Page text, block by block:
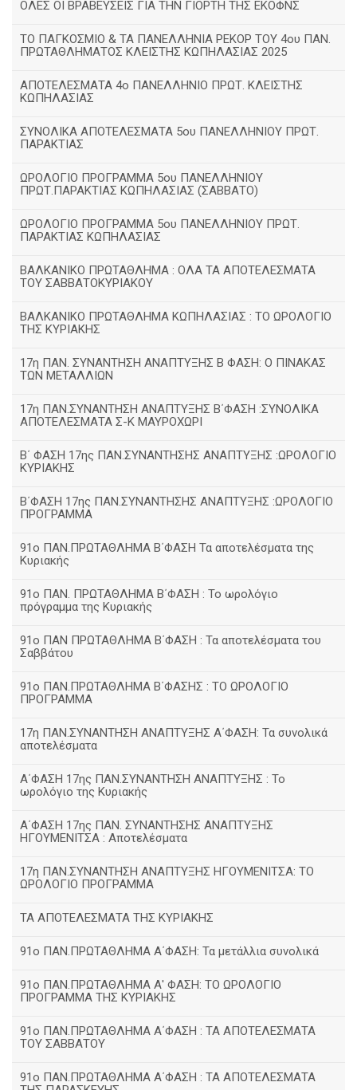
ΟΛΕΣ ΟΙ ΒΡΑΒΕΥΣΕΙΣ ΓΙΑ ΤΗΝ ΓΙΟΡΤΗ ΤΗΣ ΕΚΟΦΝΣ
TΟ ΠΑΓΚΟΣΜΙΟ & ΤΑ ΠΑΝΕΛΛΗΝΙΑ ΡΕΚΟΡ ΤΟΥ 4ου ΠΑΝ.
ΠΡΩΤΑΘΛΗΜΑΤΟΣ ΚΛΕΙΣΤΗΣ ΚΩΠΗΛΑΣΙΑΣ 2025
ΑΠΟΤΕΛΕΣΜΑΤΑ 4ο ΠΑΝΕΛΛΗΝΙΟ ΠΡΩΤ. ΚΛΕΙΣΤΗΣ
ΚΩΠΗΛΑΣΙΑΣ
ΣΥΝΟΛΙΚΑ ΑΠΟΤΕΛΕΣΜΑΤΑ 5ου ΠΑΝΕΛΛΗΝΙΟΥ ΠΡΩΤ.
ΠΑΡΑΚΤΙΑΣ
ΩΡΟΛΟΓΙΟ ΠΡΟΓΡΑΜΜΑ 5ου ΠΑΝΕΛΛΗΝΙΟΥ
ΠΡΩΤ.ΠΑΡΑΚΤΙΑΣ ΚΩΠΗΛΑΣΙΑΣ (ΣΑΒΒΑΤΟ)
ΩΡΟΛΟΓΙΟ ΠΡΟΓΡΑΜΜΑ 5ου ΠΑΝΕΛΛΗΝΙΟΥ ΠΡΩΤ.
ΠΑΡΑΚΤΙΑΣ ΚΩΠΗΛΑΣΙΑΣ
ΒΑΛΚΑΝΙΚΟ ΠΡΩΤΑΘΛΗΜΑ : ΟΛΑ ΤΑ ΑΠΟΤΕΛΕΣΜΑΤΑ
ΤΟΥ ΣΑΒΒΑΤΟΚΥΡΙΑΚΟΥ
ΒΑΛΚΑΝΙΚΟ ΠΡΩΤΑΘΛΗΜΑ ΚΩΠΗΛΑΣΙΑΣ : ΤΟ ΩΡΟΛΟΓΙΟ
ΤΗΣ ΚΥΡΙΑΚΗΣ
17η ΠΑΝ. ΣΥΝΑΝΤΗΣΗ ΑΝΑΠΤΥΞΗΣ Β ΦΑΣΗ: Ο ΠΙΝΑΚΑΣ
ΤΩΝ ΜΕΤΑΛΛΙΩΝ
17η ΠΑΝ.ΣΥΝΑΝΤΗΣΗ ΑΝΑΠΤΥΞΗΣ Β΄ΦΑΣΗ :ΣΥΝΟΛΙΚΑ
ΑΠΟΤΕΛΕΣΜΑΤΑ Σ-Κ ΜΑΥΡΟΧΩΡΙ
B΄ ΦΑΣΗ 17ης ΠΑΝ.ΣΥΝΑΝΤΗΣΗΣ ΑΝΑΠΤΥΞΗΣ :ΩΡΟΛΟΓΙΟ
ΚΥΡΙΑΚΗΣ
Β΄ΦΑΣΗ 17ης ΠΑΝ.ΣΥΝΑΝΤΗΣΗΣ ΑΝΑΠΤΥΞΗΣ :ΩΡΟΛΟΓΙΟ
ΠΡΟΓΡΑΜΜΑ
91ο ΠΑΝ.ΠΡΩΤΑΘΛΗΜΑ Β΄ΦΑΣΗ Τα αποτελέσματα της
Κυριακής
91ο ΠΑΝ. ΠΡΩΤΑΘΛΗΜΑ Β΄ΦΑΣΗ : Το ωρολόγιο
πρόγραμμα της Κυριακής
91ο ΠΑΝ ΠΡΩΤΑΘΛΗΜΑ Β΄ΦΑΣΗ : Τα αποτελέσματα του
Σαββάτου
91ο ΠΑΝ.ΠΡΩΤΑΘΛΗΜΑ Β΄ΦΑΣΗΣ : ΤΟ ΩΡΟΛΟΓΙΟ
ΠΡΟΓΡΑΜΜΑ
17η ΠΑΝ.ΣΥΝΑΝΤΗΣΗ ΑΝΑΠΤΥΞΗΣ Α΄ΦΑΣΗ: Τα συνολικά
αποτελέσματα
Α΄ΦΑΣΗ 17ης ΠΑΝ.ΣΥΝΑΝΤΗΣΗ ΑΝΑΠΤΥΞΗΣ : Το
ωρολόγιο της Κυριακής
Α΄ΦΑΣΗ 17ης ΠΑΝ. ΣΥΝΑΝΤΗΣΗΣ ΑΝΑΠΤΥΞΗΣ
ΗΓΟΥΜΕΝΙΤΣΑ : Αποτελέσματα
17η ΠΑΝ.ΣΥΝΑΝΤΗΣΗ ΑΝΑΠΤΥΞΗΣ ΗΓΟΥΜΕΝΙΤΣΑ: ΤΟ
ΩΡΟΛΟΓΙΟ ΠΡΟΓΡΑΜΜΑ
ΤΑ ΑΠΟΤΕΛΕΣΜΑΤΑ ΤΗΣ ΚΥΡΙΑΚΗΣ
91ο ΠΑΝ.ΠΡΩΤΑΘΛΗΜΑ Α΄ΦΑΣΗ: Τα μετάλλια συνολικά
91ο ΠΑΝ.ΠΡΩΤΑΘΛΗΜΑ Α' ΦΑΣΗ: ΤΟ ΩΡΟΛΟΓΙΟ
ΠΡΟΓΡΑΜΜΑ ΤΗΣ ΚΥΡΙΑΚΗΣ
91ο ΠΑΝ.ΠΡΩΤΑΘΛΗΜΑ Α΄ΦΑΣΗ : ΤΑ ΑΠΟΤΕΛΕΣΜΑΤΑ
ΤΟΥ ΣΑΒΒΑΤΟΥ
91ο ΠΑΝ.ΠΡΩΤΑΘΛΗΜΑ Α΄ΦΑΣΗ : ΤΑ ΑΠΟΤΕΛΕΣΜΑΤΑ